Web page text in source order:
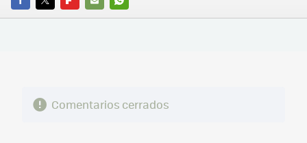
FACEBOOK
TWITTERFLIPBOARD
E-
WHATSAPP
Comentarios cerrados